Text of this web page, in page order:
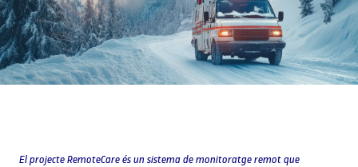
El projecte RemoteCare és un sistema de monitoratge remot que